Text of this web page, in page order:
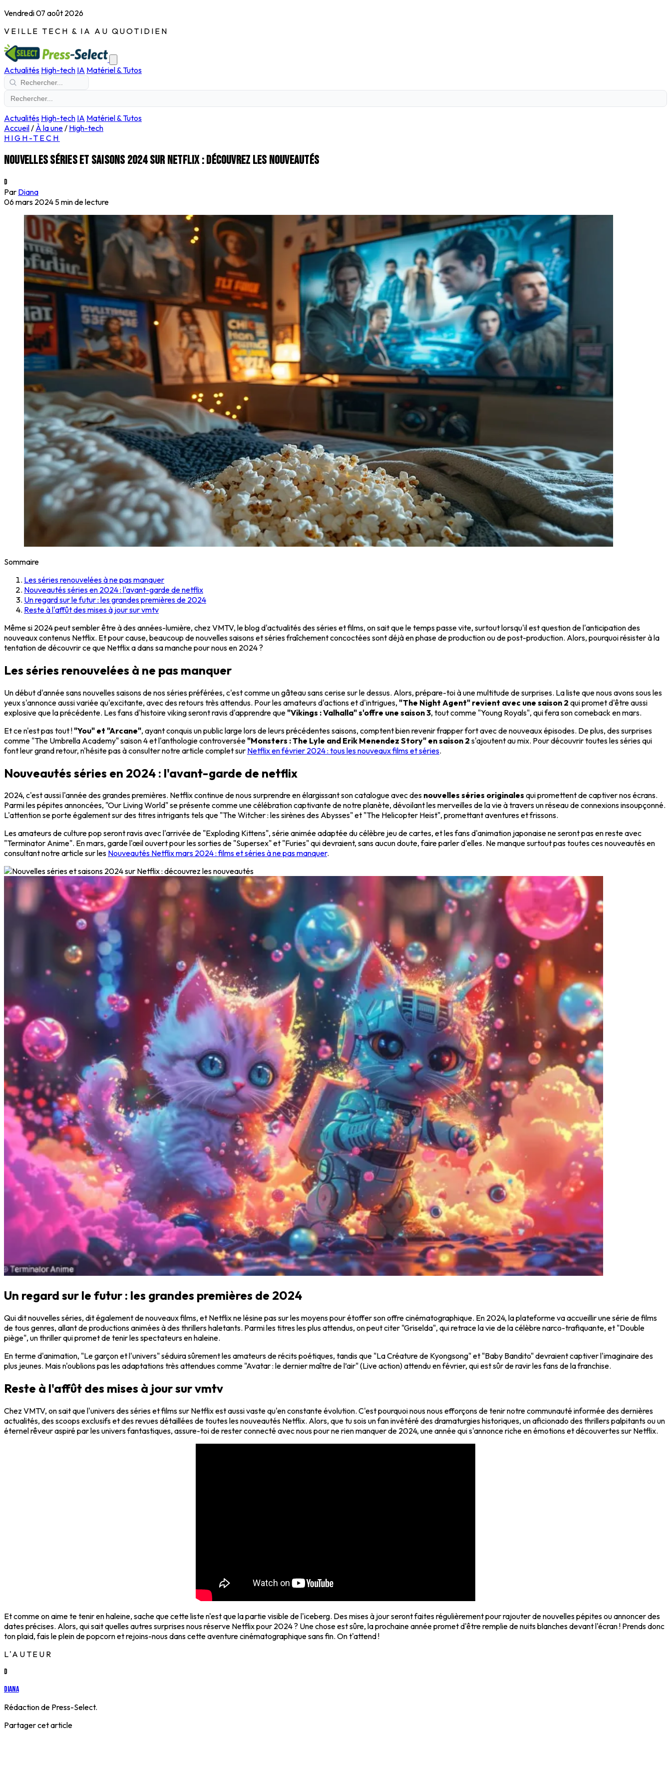
Vendredi 07 août 2026
VEILLE TECH & IA AU QUOTIDIEN
Actualités High-tech IA Matériel & Tutos
Actualités High-tech IA Matériel & Tutos
Accueil/ À la une/ High-tech
HIGH-TECH
Nouvelles séries et saisons 2024 sur Netflix : découvrez les nouveautés
D
Par Diana
06 mars 2024 5 min de lecture
Sommaire
Les séries renouvelées à ne pas manquer
Nouveautés séries en 2024 : l'avant-garde de netflix
Un regard sur le futur : les grandes premières de 2024
Reste à l'affût des mises à jour sur vmtv
Même si 2024 peut sembler être à des années-lumière, chez VMTV, le blog d'actualités des séries et films, on sait que le temps passe vite, surtout lorsqu'il est question de l'anticipation des
nouveaux contenus Netflix. Et pour cause, beaucoup de nouvelles saisons et séries fraîchement concoctées sont déjà en phase de production ou de post-production. Alors, pourquoi résister à la
tentation de découvrir ce que Netflix a dans sa manche pour nous en 2024 ?
Les séries renouvelées à ne pas manquer
Un début d'année sans nouvelles saisons de nos séries préférées, c'est comme un gâteau sans cerise sur le dessus. Alors, prépare-toi à une multitude de surprises. La liste que nous avons sous les
yeux s'annonce aussi variée qu'excitante, avec des retours très attendus. Pour les amateurs d'actions et d'intrigues, "The Night Agent" revient avec une saison 2 qui promet d'être aussi
explosive que la précédente. Les fans d'histoire viking seront ravis d'apprendre que"Vikings : Valhalla" s'offre une saison 3, tout comme "Young Royals", qui fera son comeback en mars.
Et ce n'est pas tout !"You" et "Arcane", ayant conquis un public large lors de leurs précédentes saisons, comptent bien revenir frapper fort avec de nouveaux épisodes. De plus, des surprises
comme "The Umbrella Academy" saison 4 et l'anthologie controversée"Monsters : The Lyle and Erik Menendez Story" en saison 2 s'ajoutent au mix. Pour découvrir toutes les séries qui
font leur grand retour, n'hésite pas à consulter notre article complet sur Netflix en février 2024 : tous les nouveaux films et séries.
Nouveautés séries en 2024 : l'avant-garde de netflix
2024, c'est aussi l'année des grandes premières. Netflix continue de nous surprendre en élargissant son catalogue avec des nouvelles séries originales qui promettent de captiver nos écrans.
Parmi les pépites annoncées, "Our Living World" se présente comme une célébration captivante de notre planète, dévoilant les merveilles de la vie à travers un réseau de connexions insoupçonné.
L'attention se porte également sur des titres intrigants tels que "The Witcher : les sirènes des Abysses" et "The Helicopter Heist", promettant aventures et frissons.
Les amateurs de culture pop seront ravis avec l'arrivée de "Exploding Kittens", série animée adaptée du célèbre jeu de cartes, et les fans d'animation japonaise ne seront pas en reste avec
"Terminator Anime". En mars, garde l'œil ouvert pour les sorties de "Supersex" et "Furies" qui devraient, sans aucun doute, faire parler d'elles. Ne manque surtout pas toutes ces nouveautés en
consultant notre article sur les Nouveautés Netflix mars 2024 : films et séries à ne pas manquer.
Un regard sur le futur : les grandes premières de 2024
Qui dit nouvelles séries, dit également de nouveaux films, et Netflix ne lésine pas sur les moyens pour étoffer son offre cinématographique. En 2024, la plateforme va accueillir une série de films
de tous genres, allant de productions animées à des thrillers haletants. Parmi les titres les plus attendus, on peut citer "Griselda", qui retrace la vie de la célèbre narco-trafiquante, et "Double
piège", un thriller qui promet de tenir les spectateurs en haleine.
En terme d'animation, "Le garçon et l'univers" séduira sûrement les amateurs de récits poétiques, tandis que "La Créature de Kyongsong" et "Baby Bandito" devraient captiver l'imaginaire des
plus jeunes. Mais n'oublions pas les adaptations très attendues comme "Avatar : le dernier maître de l’air" (Live action) attendu en février, qui est sûr de ravir les fans de la franchise.
Reste à l'affût des mises à jour sur vmtv
Chez VMTV, on sait que l'univers des séries et films sur Netflix est aussi vaste qu'en constante évolution. C'est pourquoi nous nous efforçons de tenir notre communauté informée des dernières
actualités, des scoops exclusifs et des revues détaillées de toutes les nouveautés Netflix. Alors, que tu sois un fan invétéré des dramaturgies historiques, un aficionado des thrillers palpitants ou un
éternel rêveur aspiré par les univers fantastiques, assure-toi de rester connecté avec nous pour ne rien manquer de 2024, une année qui s'annonce riche en émotions et découvertes sur Netflix.
Et comme on aime te tenir en haleine, sache que cette liste n'est que la partie visible de l'iceberg. Des mises à jour seront faites régulièrement pour rajouter de nouvelles pépites ou annoncer des
dates précises. Alors, qui sait quelles autres surprises nous réserve Netflix pour 2024 ? Une chose est sûre, la prochaine année promet d'être remplie de nuits blanches devant l'écran ! Prends donc
ton plaid, fais le plein de popcorn et rejoins-nous dans cette aventure cinématographique sans fin. On t'attend !
L'AUTEUR
D
Diana
Rédaction de Press-Select.
Partager cet article